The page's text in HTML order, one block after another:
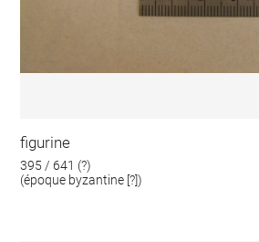
figurine
395 / 641 (?)
(époque byzantine [?])